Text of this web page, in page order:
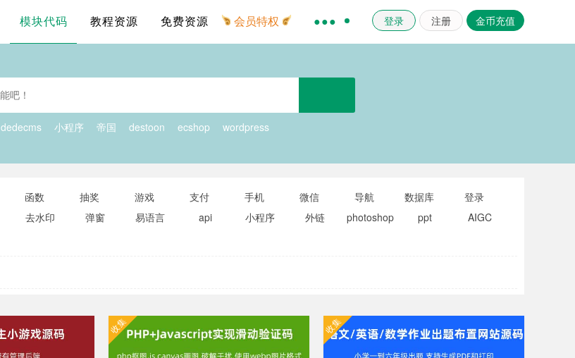
模块代码 教程资源 免费资源 会员特权 ●●● 登录 注册 金币充值
dedecms 小程序 帝国 destoon ecshop wordpress
函数 抽奖 游戏 支付 手机 微信 导航 数据库
登录
去水印 弹窗 易语言 api 小程序 外链 photoshop ppt
AIGC
收集 收集